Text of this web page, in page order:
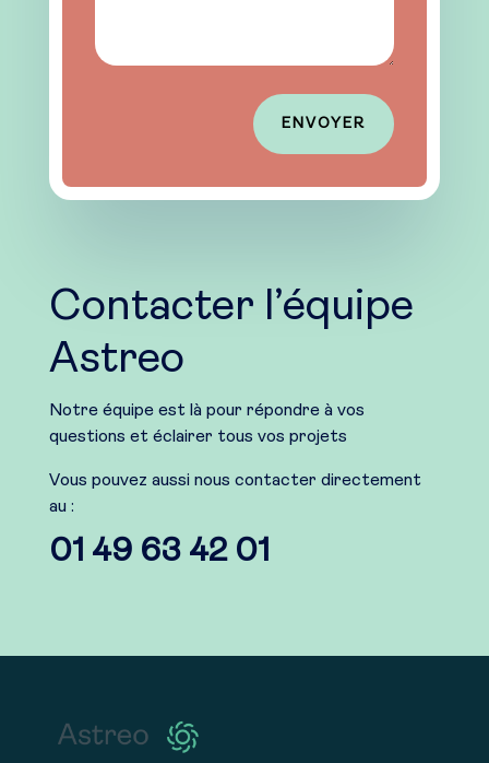
ENVOYER
Contacter l’équipe
Astreo
Notre équipe est là pour répondre à vos
questions et éclairer tous vos projets
Vous pouvez aussi nous contacter directement
au :
01 49 63 42 01